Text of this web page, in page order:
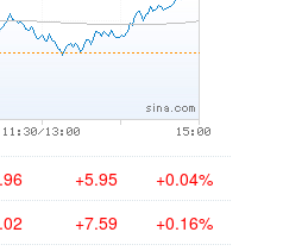
+5.95 +0.04%
+7.59 +0.16%